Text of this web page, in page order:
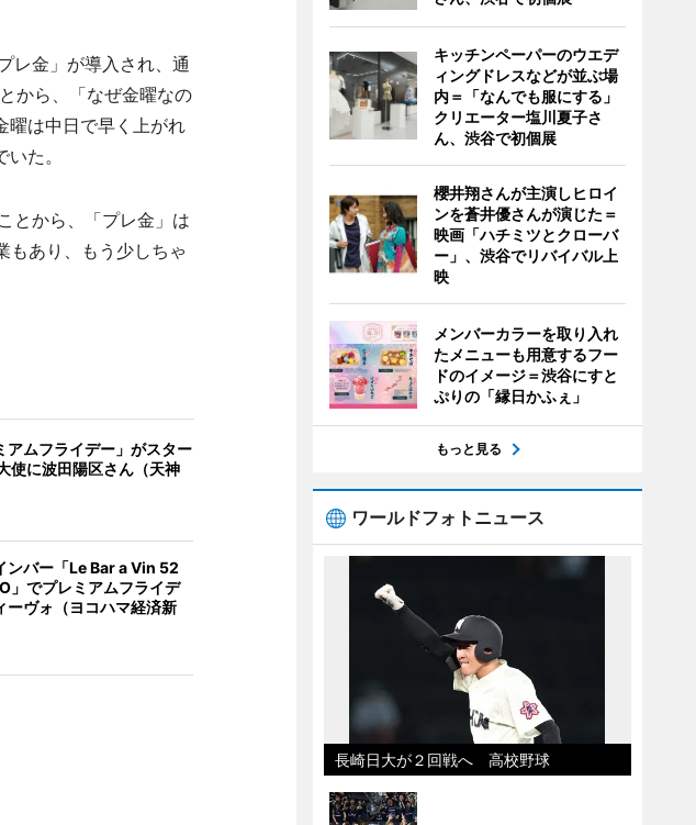
レ金」が導入され、通
から、「なぜ金曜なの
曜は中日で早く上がれ
た。
とから、「プレ金」は
もあり、もう少しちゃ
アムフライデー」がスター
使に波田陽区さん（天神
ンバー「Le Bar a Vin 52
」でプレミアムフライデ
ーヴォ（ヨコハマ経済新
キッチンペーパーのウエデ
ィングドレスなどが並ぶ場
内＝「なんでも服にする」
クリエーター塩川夏子さ
ん、渋谷で初個展
櫻井翔さんが主演しヒロイ
ンを蒼井優さんが演じた＝
映画「ハチミツとクローバ
ー」、渋谷でリバイバル上
映
メンバーカラーを取り入れ
たメニューも用意するフー
ドのイメージ＝渋谷にすと
ぷりの「縁日かふぇ」
もっと見る
ワールドフォトニュース
長崎日大が２回戦へ 高校野球